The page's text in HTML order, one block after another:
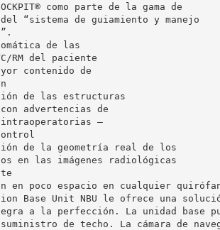
como parte de la gama de
“sistema de guiamiento y manejo
de las
RM del paciente
contenido de
de las estructuras
advertencias de
–
de la geometría real de los
en las imágenes radiológicas
en poco espacio en cualquier
Base Unit NBU le ofrece una
a la perfección. La unidad base
de techo. La cámara de